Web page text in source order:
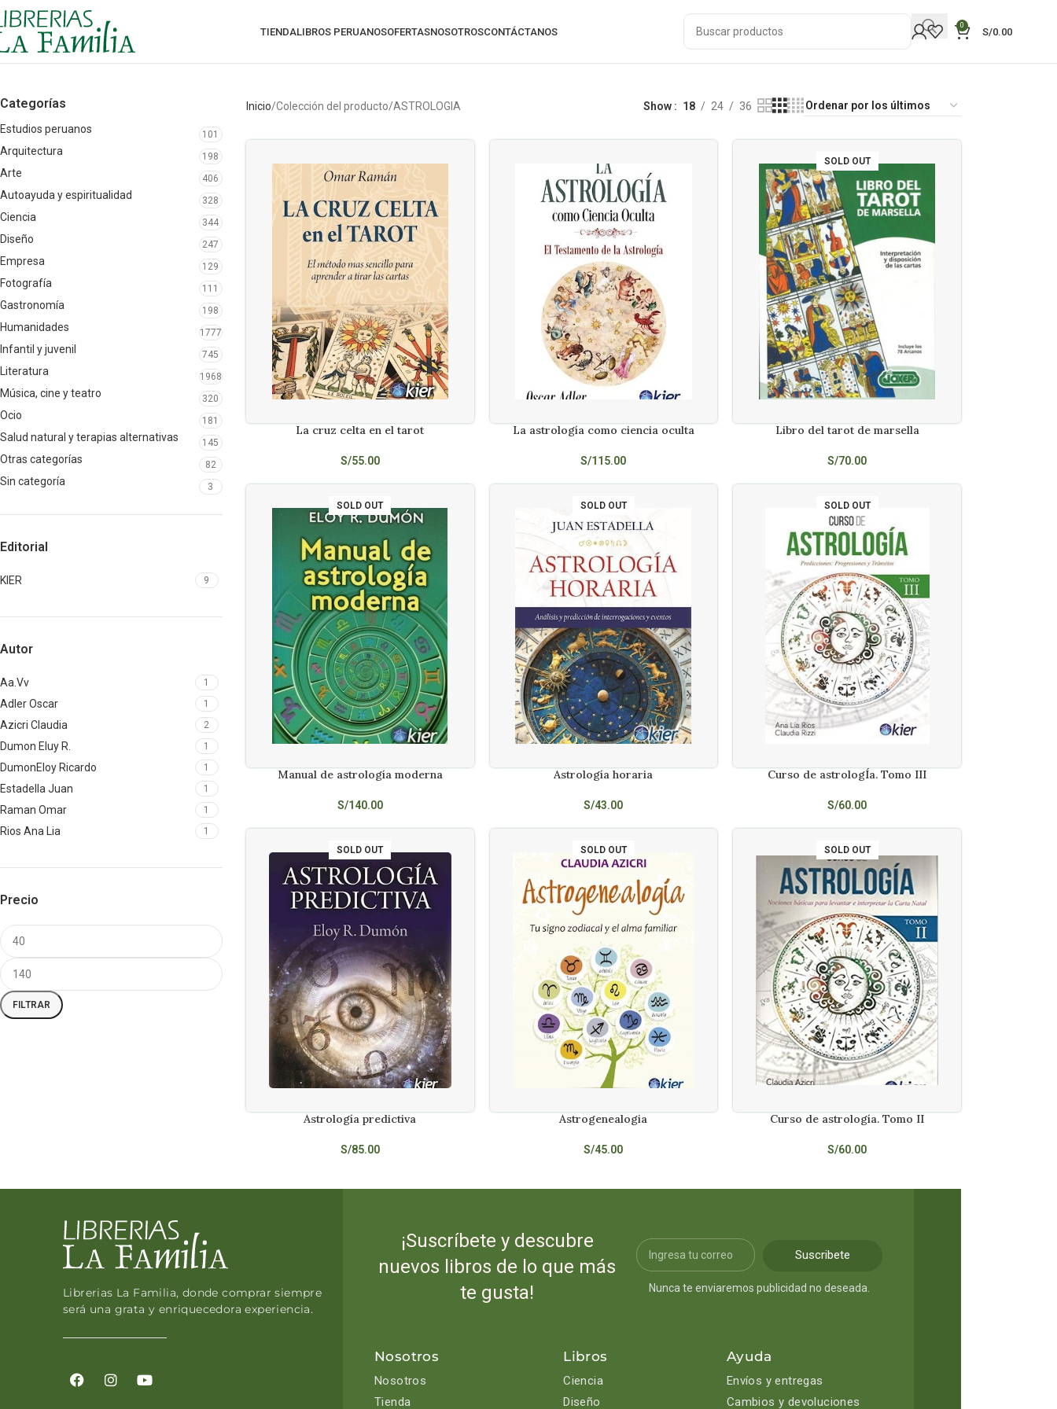
TIENDALIBROS PERUANOSOFERTASNOSOTROSCONTÁCTANOS
0
S/0.00
Categorías
Estudios peruanos 101
Arquitectura 198
Arte 406
Autoayuda y espiritualidad 328
Ciencia 344
Diseño 247
Empresa 129
Fotografía 111
Gastronomía 198
Humanidades 1777
Infantil y juvenil 745
Literatura 1968
Música, cine y teatro 320
Ocio 181
Salud natural y terapias alternativas 145
Otras categorías 82
Sin categoría 3
Editorial
KIER 9
Autor
Aa.Vv 1
Adler Oscar 1
Azicri Claudia 2
Dumon Eluy R. 1
DumonEloy Ricardo 1
Estadella Juan 1
Raman Omar 1
Rios Ana Lia 1
Precio
FILTRAR
Inicio Colección del producto ASTROLOGIA Show 18 24 36
AÑADIR AL CARRITO
La cruz celta en el tarot
S/55.00
AÑADIR AL CARRITO
La astrología como ciencia oculta
S/115.00
SOLD OUT
LEER MÁSLibro del tarot de marsella
S/70.00
SOLD OUT
LEER MÁSManual de astrología moderna
S/140.00
SOLD OUT
Astrología horaria
S/43.00
SOLD OUT
LEER MÁSCurso de astrologÍa. Tomo III
S/60.00
SOLD OUT
Astrología predictiva
S/85.00
SOLD OUT
Astrogenealogia
S/45.00
SOLD OUT
LEER MÁSCurso de astrología. Tomo II
S/60.00
Librerias La Familia, donde comprar siempre
será una grata y enriquecedora experiencia.
¡Suscríbete y descubre
nuevos libros de lo que más
te gusta!
Suscribete
Nunca te enviaremos publicidad no deseada.
Nosotros
Nosotros
Tienda
Libros
Ciencia
Diseño
Ayuda
Envíos y entregas
Cambios y devoluciones